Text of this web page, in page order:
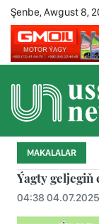
Şenbe, Awgust 8,
MAKALALAR
Ýagty geljegiň
04:38 04.07.2025